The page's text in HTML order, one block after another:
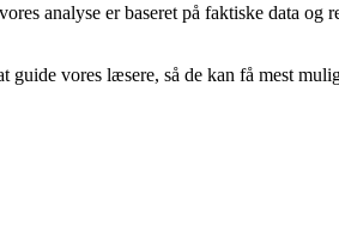
analyse er baseret på faktiske data og
vores læsere, så de kan få mest